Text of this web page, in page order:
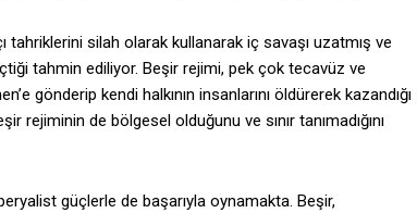
tahriklerini silah olarak kullanarak iç savaşı uzatmış ve
tahmin ediliyor. Beşir rejimi, pek çok tecavüz ve
gönderip kendi halkının insanlarını öldürerek kazandığı
de bölgesel olduğunu ve sınır tanımadığını
güçlerle de başarıyla oynamakta. Beşir,